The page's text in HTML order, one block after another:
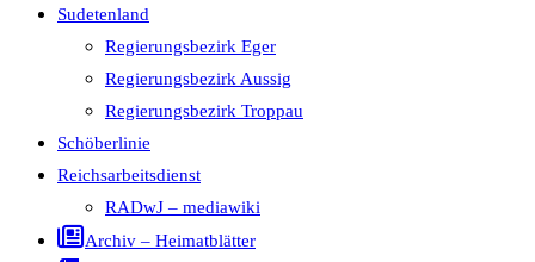
Sudetenland
Regierungsbezirk Eger
Regierungsbezirk Aussig
Regierungsbezirk Troppau
Schöberlinie
Reichsarbeitsdienst
RADwJ – mediawiki
Archiv – Heimatblätter